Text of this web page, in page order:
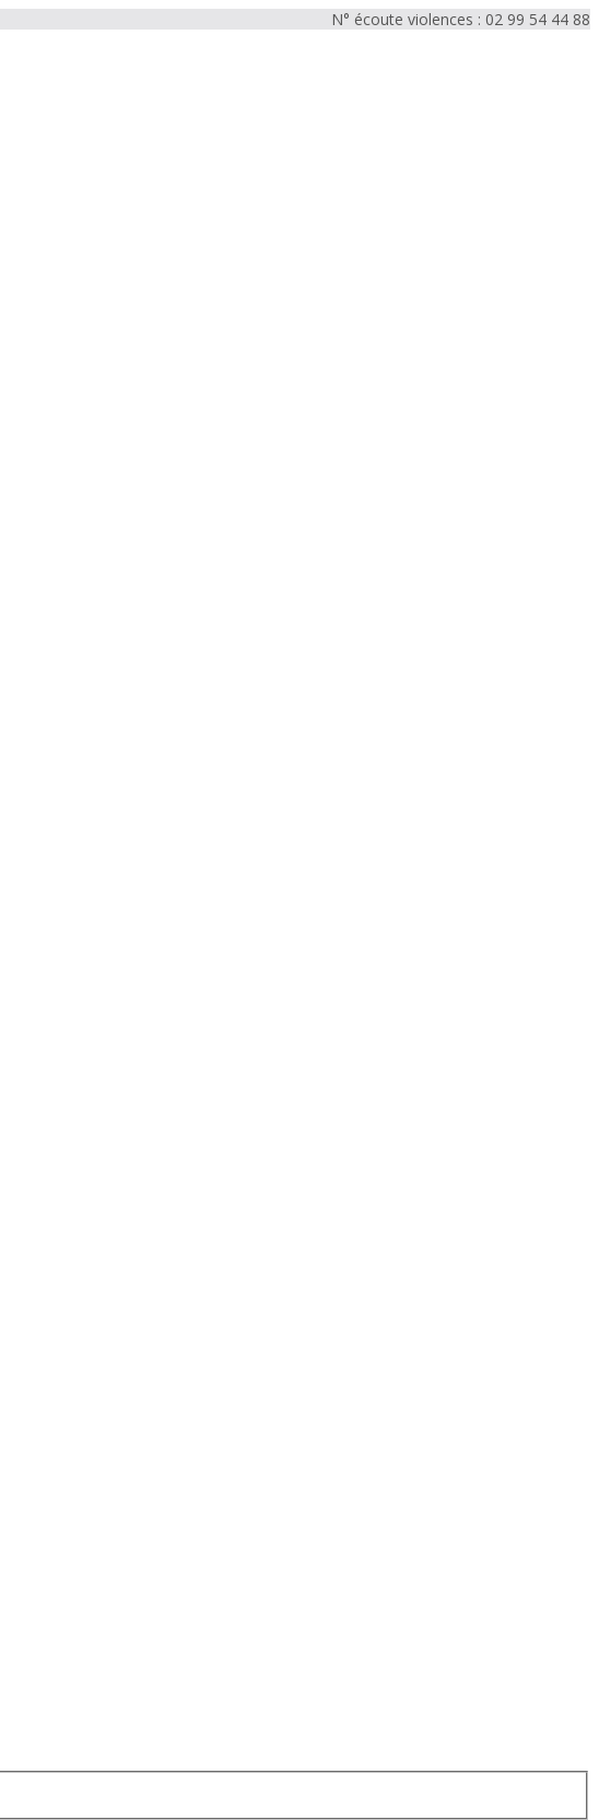
N° écoute violences : 02 99 54 44 88